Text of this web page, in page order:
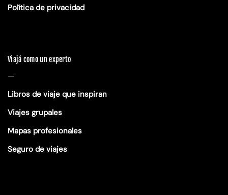
Política de privacidad
Viajá como un experto
—
Libros de viaje que inspiran
Viajes grupales
Mapas profesionales
Seguro de viajes